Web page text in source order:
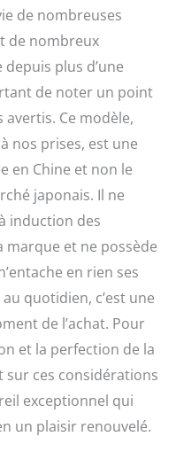
de nombreuses
de nombreux
plus d’une
de noter un point
Ce modèle,
nos prises, est une
en Chine et non le
japonais. Il ne
induction des
marque et ne possède
en rien ses
quotidien, c’est une
de l’achat. Pour
et la perfection de la
sur ces considérations
exceptionnel qui
un plaisir renouvelé.